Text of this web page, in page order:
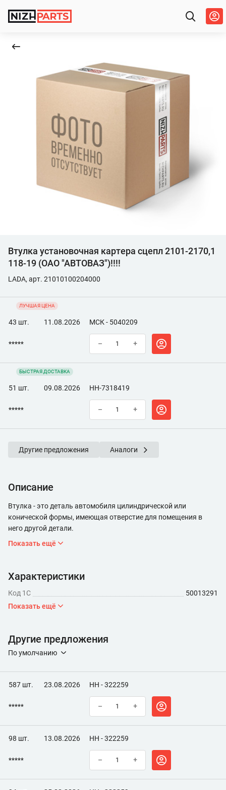
Втулка установочная картера сцепл 2101-2170,1
118-19 (ОАО "АВТОВАЗ")!!!!
LADA, арт. 21010100204000
ЛУЧШАЯ ЦЕНА
43 шт. 11.08.2026 МСК - 5040209
***** – +
БЫСТРАЯ ДОСТАВКА
51 шт. 09.08.2026 НН-7318419
***** – +
Другие предложения Аналоги
Описание
Втулка - это деталь автомобиля цилиндрической или
конической формы, имеющая отверстие для помещения в
него другой детали.
Показать ещё
Характеристики
Код 1С
50013291
Показать ещё
Другие предложения
По умолчанию
587 шт. 23.08.2026 НН - 322259
***** – +
98 шт. 13.08.2026 НН - 322259
***** – +